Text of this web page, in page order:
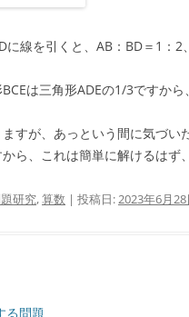
に線を引くと、AB：BD＝1：
は三角形ADEの1/3ですか
すが、あっという間に気づ
ら、これは簡単に解けるはず
研究,算数 | 投稿日:2023年6月28
る問題